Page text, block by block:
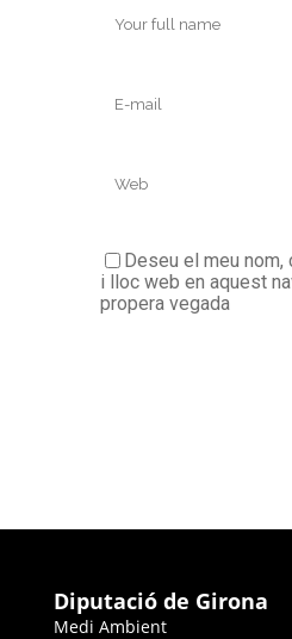
Deseu el meu
i lloc web en aquest
propera vegada
Diputació de Girona
Medi Ambient